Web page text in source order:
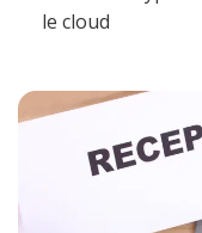
le cloud